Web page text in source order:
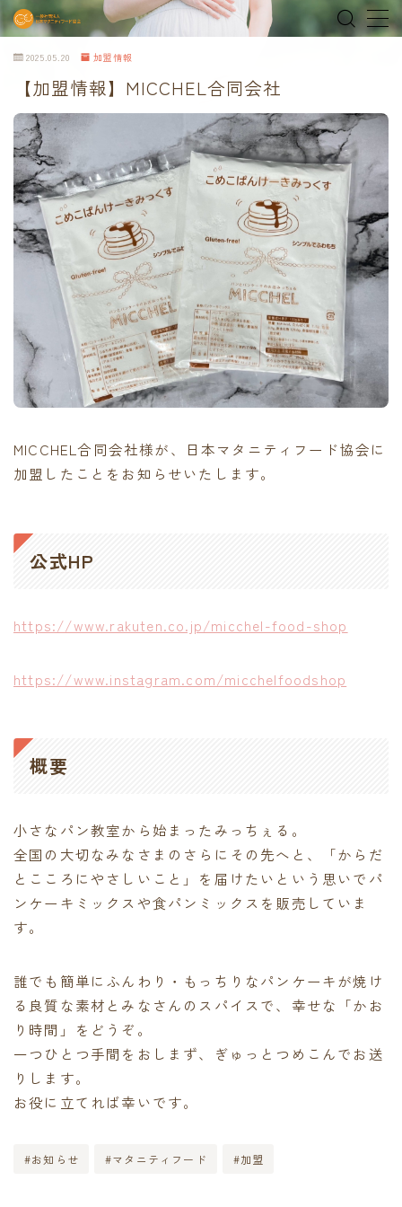
MENU
home
about
MEDIA & NEWS
shop
オンラインショップ
Tokyo Family Marche 有明店
Tokyo Family Marche 府中店
2025.05.20 加盟情報
【加盟情報】MICCHEL合同会社
MICCHEL合同会社様が、日本マタニティフード協会に
加盟したことをお知らせいたします。
公式HP
https://www.rakuten.co.jp/micchel-food-shop
https://www.instagram.com/micchelfoodshop
概要
小さなパン教室から始まったみっちぇる。
全国の大切なみなさまのさらにその先へと、「からだ
とこころにやさしいこと」を届けたいという思いでパ
ンケーキミックスや食パンミックスを販売していま
す。
誰でも簡単にふんわり・もっちりなパンケーキが焼け
る良質な素材とみなさんのスパイスで、幸せな「かお
り時間」をどうぞ。
一つひとつ手間をおしまず、ぎゅっとつめこんでお送
りします。
お役に立てれば幸いです。
#お知らせ #マタニティフード #加盟